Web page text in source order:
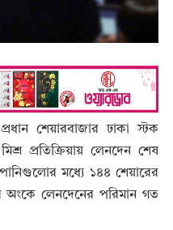
শেয়ারবাজার ঢাকা স্টক
প্রতিক্রিয়ায় লেনদেন শেষ
মধ্যে ১৪৪ শেয়ারের
অংকে লেনদেনের পরিমান গত